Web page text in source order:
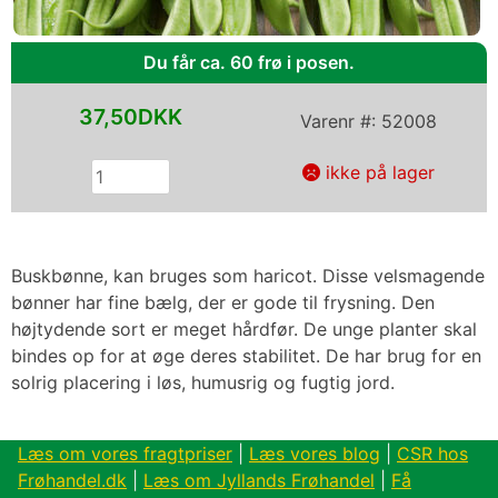
Buskbønne, kan bruges som haricot. Disse velsmagende
bønner har fine bælg, der er gode til frysning. Den
højtydende sort er meget hårdfør. De unge planter skal
bindes op for at øge deres stabilitet. De har brug for en
solrig placering i løs, humusrig og fugtig jord.
Varenr #: 52008
37,50DKK
ikke på lager
Du får ca. 60 frø i posen.
Læs om vores fragtpriser Læs vores blog
CSR hos
Frøhandel.dk
Læs om Jyllands Frøhandel
Få